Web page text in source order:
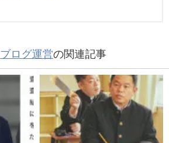
ブログ運営の関連記事